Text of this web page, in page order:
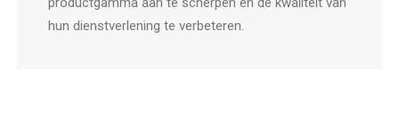
hun dienstverlening te verbeteren.